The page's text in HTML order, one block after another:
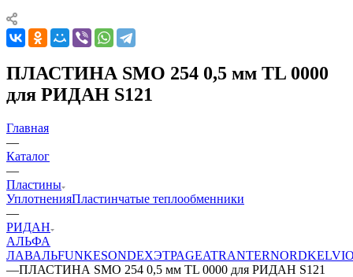
ПЛАСТИНА SMO 254 0,5 мм TL 0000
для РИДАН S121
Главная
—
Каталог
—
Пластины
УплотненияПластинчатые теплообменники
—
РИДАН
АЛЬФА
ЛАВАЛЬFUNKESONDEXЭТРАGEATRANTERNORD
—ПЛАСТИНА SMO 254 0,5 мм TL 0000 для РИДАН S121